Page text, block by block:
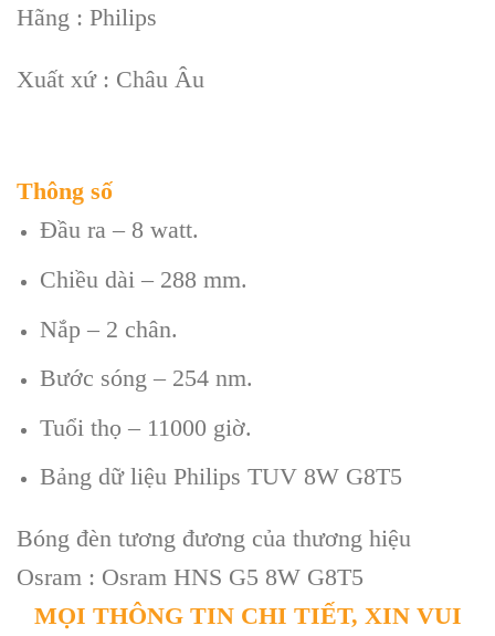
Hãng : Philips
Xuất xứ : Châu Âu
Thông số
Đầu ra – 8 watt.
Chiều dài – 288 mm.
Nắp – 2 chân.
Bước sóng – 254 nm.
Tuổi thọ – 11000 giờ.
Bảng dữ liệu Philips TUV 8W G8T5
Bóng đèn tương đương của thương hiệu
Osram : Osram HNS G5 8W G8T5
MỌI THÔNG TIN CHI TIẾT, XIN VUI